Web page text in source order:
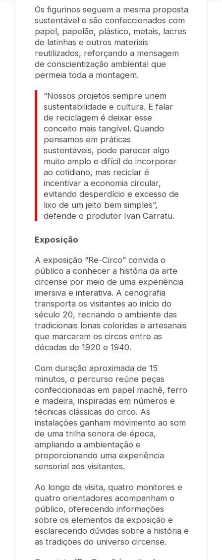
Os figurinos seguem a mesma proposta
sustentável e são confeccionados com
papel, papelão, plástico, metais, lacres
de latinhas e outros materiais
reutilizados, reforçando a mensagem
de conscientização ambiental que
permeia toda a montagem.
“Nossos projetos sempre unem
sustentabilidade e cultura. E falar
de reciclagem é deixar esse
conceito mais tangível. Quando
pensamos em práticas
sustentáveis, pode parecer algo
muito amplo e difícil de incorporar
ao cotidiano, mas reciclar é
incentivar a economia circular,
evitando desperdício e excesso de
lixo de um jeito bem simples”,
defende o produtor Ivan Carratu.
Exposição
A exposição “Re-Circo” convida o
público a conhecer a história da arte
circense por meio de uma experiência
imersiva e interativa. A cenografia
transporta os visitantes ao início do
século 20, recriando o ambiente das
tradicionais lonas coloridas e artesanais
que marcaram os circos entre as
décadas de 1920 e 1940.
Com duração aproximada de 15
minutos, o percurso reúne peças
confeccionadas em papel machê, ferro
e madeira, inspiradas em números e
técnicas clássicas do circo. As
instalações ganham movimento ao som
de uma trilha sonora de época,
ampliando a ambientação e
proporcionando uma experiência
sensorial aos visitantes.
Ao longo da visita, quatro monitores e
quatro orientadores acompanham o
público, oferecendo informações
sobre os elementos da exposição e
esclarecendo dúvidas sobre a história e
as tradições do universo circense.